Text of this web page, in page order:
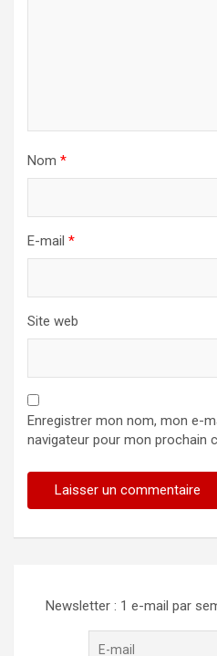
Nom *
E-mail *
Site web
Enregistrer mon nom, mon e-
navigateur pour mon prochain
Newsletter : 1 e-mail par